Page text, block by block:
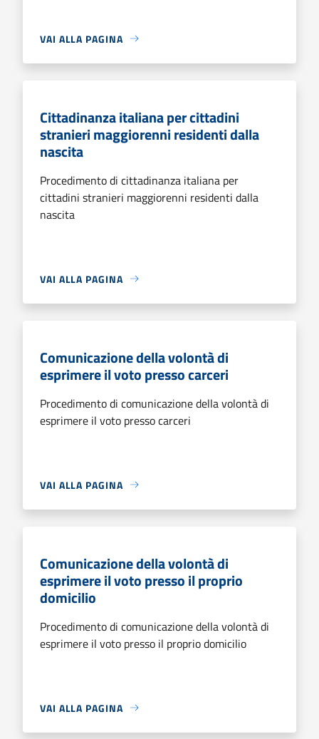
VAI ALLA PAGINA
Cittadinanza italiana per cittadini
stranieri maggiorenni residenti dalla
nascita
Procedimento di cittadinanza italiana per
cittadini stranieri maggiorenni residenti dalla
nascita
VAI ALLA PAGINA
Comunicazione della volontà di
esprimere il voto presso carceri
Procedimento di comunicazione della volontà di
esprimere il voto presso carceri
VAI ALLA PAGINA
Comunicazione della volontà di
esprimere il voto presso il proprio
domicilio
Procedimento di comunicazione della volontà di
esprimere il voto presso il proprio domicilio
VAI ALLA PAGINA